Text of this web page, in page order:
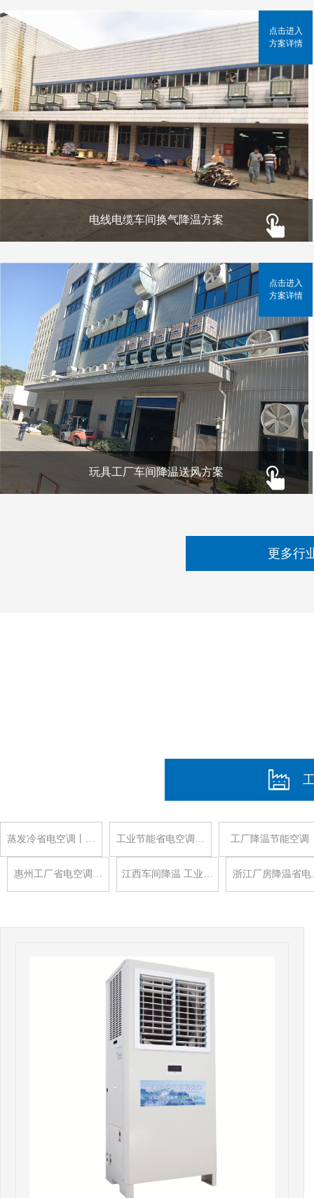
电线电缆车间换气降温方案
点击进入
方案详情
玩具工厂车间降温送风方案
点击进入
方案详情
更多行
蒸发冷省电空调丨… 工业节能省电空调… 工厂降温节能空调
惠州工厂省电空调… 江西车间降温 工业… 浙江厂房降温省